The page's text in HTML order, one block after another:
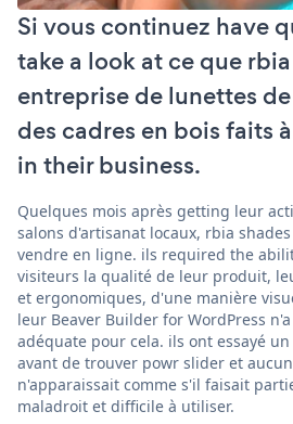
Si vous continuez have
take a look at ce que
entreprise de lunettes
des cadres en bois faits
in their business.
Quelques mois après getting leur
salons d'artisanat locaux, rbia
vendre en ligne. ils required the
visiteurs la qualité de leur produit,
et ergonomiques, d'une manière
leur Beaver Builder for WordPress
adéquate pour cela. ils ont essayé
avant de trouver powr slider et
n'apparaissait comme s'il faisait
maladroit et difficile à utiliser.